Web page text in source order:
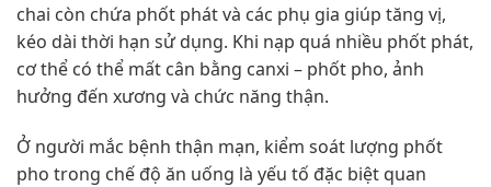
chai còn chứa phốt phát và các phụ gia giúp tăng vị,
kéo dài thời hạn sử dụng. Khi nạp quá nhiều phốt phát,
cơ thể có thể mất cân bằng canxi – phốt pho, ảnh
hưởng đến xương và chức năng thận.
Ở người mắc bệnh thận mạn, kiểm soát lượng phốt
pho trong chế độ ăn uống là yếu tố đặc biệt quan